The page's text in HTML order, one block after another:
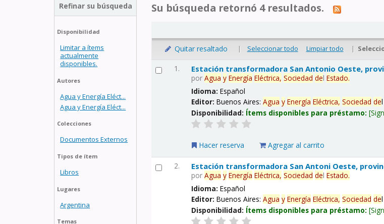
Refinar su búsqueda
Disponibilidad
Limitar a ítems
actualmente
disponibles.
Autores
Agua y Energía Eléct...
Agua y Energía Eléct...
Colecciones
Documentos Externos
Tipos de ítem
Libros
Lugares
Argentina
Temas
Su búsqueda retornó 4 resultados.
Quitar resaltado | Seleccionar todo Limpiar todo |
1. Estación transformadora San Antonio Oeste,
porAgua y Energía Eléctrica, Sociedad delEstado.
Idioma:Español
Editor:Buenos Aires:Agua y Energía Eléctrica, Sociedad de
Disponibilidad: Ítems disponibles para préstamo:
Hacer reserva Agregar al carrito
2. Estación transformadora San Antoni Oeste,
porAgua y Energía Eléctrica, Sociedad delEstado.
Idioma:Español
Editor:Buenos Aires:Agua y Energía Eléctrica, Sociedad de
Disponibilidad: Ítems disponibles para préstamo: